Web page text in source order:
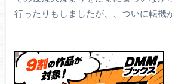
行ったりもしましたが、、ついに転機